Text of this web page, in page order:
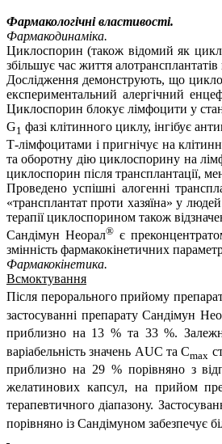
Фармакологічні властивості.
Фармакодинаміка.
Циклоспорин (також відомий як
збільшує час життя
Дослідження демонструють, що
експериментальний алергічний
Циклоспорин блокує лімфоцити у
G1 фазі клітинного циклу, інгібує
Т-лімфоцитами і пригнічує на
та оборотну дію циклоспорину на
циклоспорин після трансплантації,
Проведено успішні алогенні
«трансплантат проти хазяїна» у
терапії циклоспорином також
Сандімун Неорал®є
змінність фармакокінетичних
Фармакокінетика.
Всмоктування
Після перорального прийому
застосуванні препарату Сандімун
приблизно на 13 % та 33 %.
варіабельність значень AUC та Cmax
приблизно на 29 % порівняно з
желатинових капсул, на прийом
терапевтичного діапазону.
порівняно із Сандімуном забезпечує